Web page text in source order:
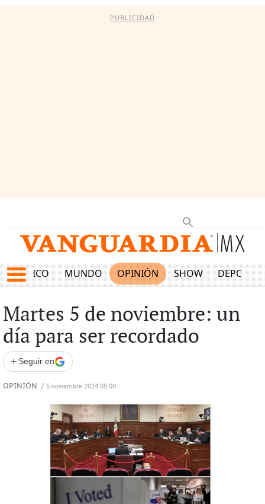
PUBLICIDAD
MÉXICO MUNDO OPINIÓN SHOW
Martes 5 de noviembre: un
día para ser recordado
+ Seguir en
OPINIÓN / 5 noviembre 2024 05:00